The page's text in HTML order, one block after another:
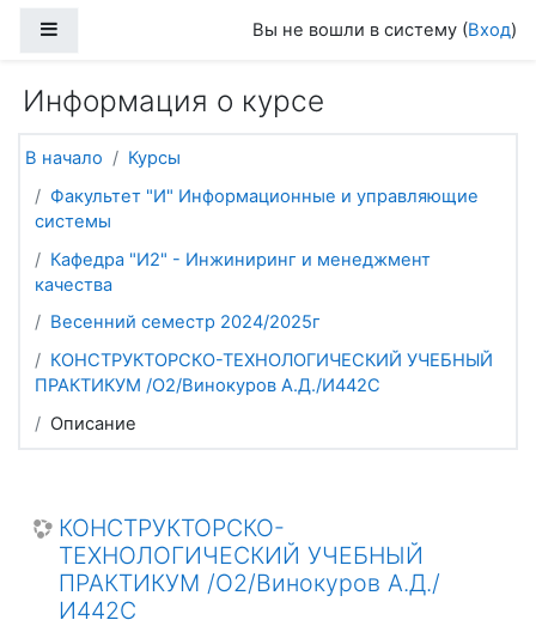
Вы не вошли в систему (Вход)
Информация о курсе
В начало
Курсы
Факультет "И" Информационные и управляющие
системы
Кафедра "И2" - Инжиниринг и менеджмент
качества
Весенний семестр 2024/2025г
КОНСТРУКТОРСКО-ТЕХНОЛОГИЧЕСКИЙ УЧЕБНЫЙ
ПРАКТИКУМ /О2/Винокуров А.Д./И442С
Описание
КОНСТРУКТОРСКО-
ТЕХНОЛОГИЧЕСКИЙ УЧЕБНЫЙ
ПРАКТИКУМ /О2/Винокуров А.Д./
И442С